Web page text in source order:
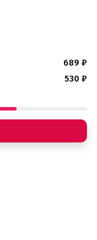
689 ₽
530 ₽